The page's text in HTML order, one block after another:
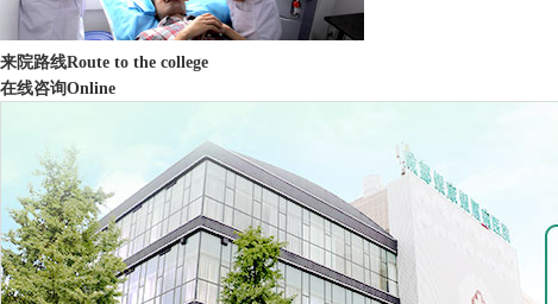
来院路线Route to the college
在线咨询Online